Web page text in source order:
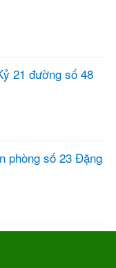
21 đường số 48
phòng số 23 Đặng